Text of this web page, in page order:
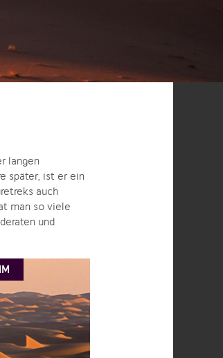
langen
später, ist er ein
auch
man so viele
und